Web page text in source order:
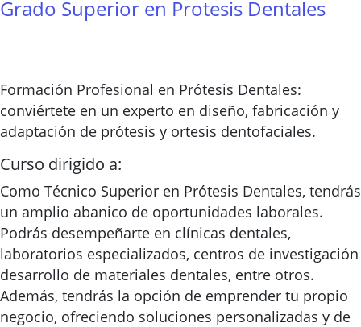
Grado Superior en Protesis Dentales
Formación Profesional en Prótesis Dentales:
conviértete en un experto en diseño, fabricación y
adaptación de prótesis y ortesis dentofaciales.
Curso dirigido a:
Como Técnico Superior en Prótesis Dentales, tendrás
un amplio abanico de oportunidades laborales.
Podrás desempeñarte en clínicas dentales,
laboratorios especializados, centros de
desarrollo de materiales dentales, entre otros.
Además, tendrás la opción de emprender tu propio
negocio, ofreciendo soluciones personalizadas y de